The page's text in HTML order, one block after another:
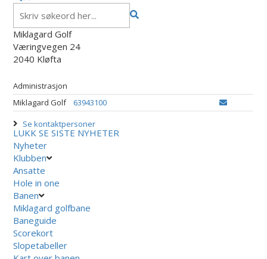
Miklagard Golf
Væringvegen 24
2040 Kløfta
Administrasjon
Miklagard Golf
63943100
Se kontaktpersoner
LUKK SE SISTE NYHETER
Nyheter
Klubben
Ansatte
Hole in one
Banen
Miklagard golfbane
Baneguide
Scorekort
Slopetabeller